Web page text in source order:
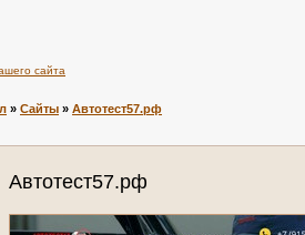
сайта
» Сайты » Автотест57.рф
Автотест57.рф